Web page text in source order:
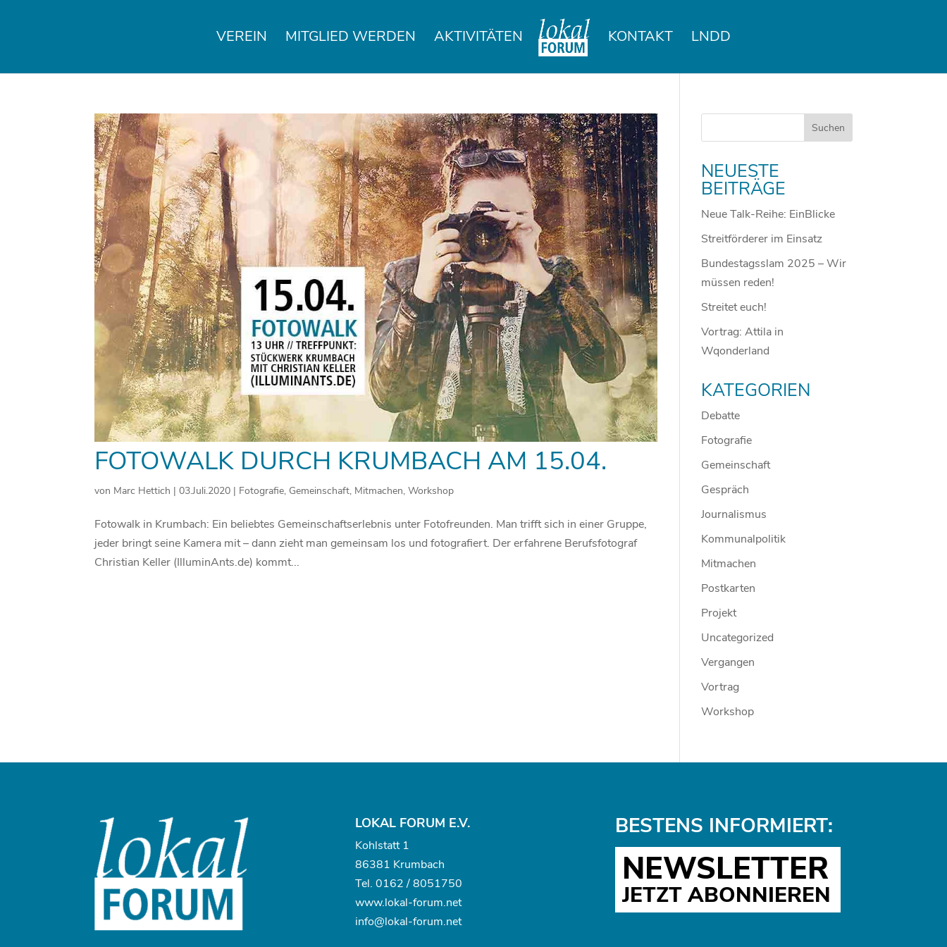
VEREIN MITGLIED WERDEN AKTIVITÄTEN KONTAKT LNDD
FOTOWALK DURCH KRUMBACH AM 15.04.
von Marc Hettich |03.Juli.2020 | Fotografie, Gemeinschaft, Mitmachen,Workshop
Fotowalk in Krumbach: Ein beliebtes Gemeinschaftserlebnis unter Fotofreunden. Man trifft sich in einer Gruppe,
jeder bringt seine Kamera mit – dann zieht man gemeinsam los und fotografiert. Der erfahrene Berufsfotograf
Christian Keller (IlluminAnts.de) kommt...
NEUESTE
BEITRÄGE
Neue Talk-Reihe: EinBlicke
Streitförderer im Einsatz
Bundestagsslam 2025 – Wir
müssen reden!
Streitet euch!
Vortrag: Attila in
Wqonderland
KATEGORIEN
Debatte
Fotografie
Gemeinschaft
Gespräch
Journalismus
Kommunalpolitik
Mitmachen
Postkarten
Projekt
Uncategorized
Vergangen
Vortrag
Workshop
LOKAL FORUM E.V.
Kohlstatt 1
86381 Krumbach
Tel. 0162 / 8051750
www.lokal-forum.net
info@lokal-forum.net
BESTENS INFORMIERT:
NEWSLETTER
JETZT ABONNIEREN